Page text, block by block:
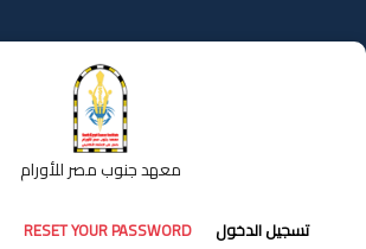
إلى
المحتوى
معهد جنوب مصر للأورام
التبويبات
تسجيل الدخول RESET YOUR PASSWORD